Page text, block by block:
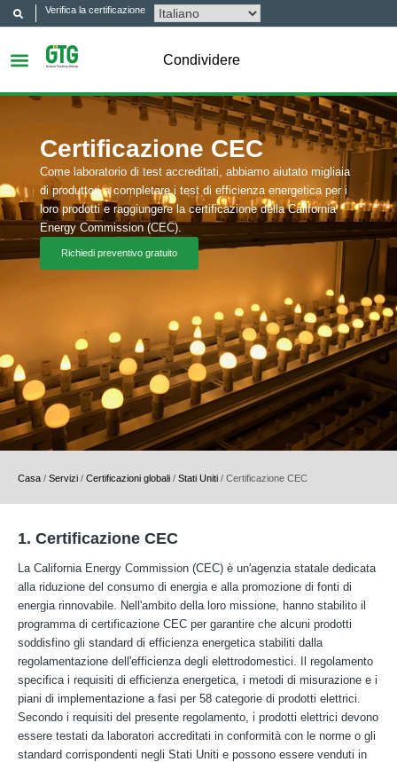
Verifica la certificazione
Condividere
Certificazione CEC
Come laboratorio di test accreditati, abbiamo aiutato migliaia
di produttori a completare i test di efficienza energetica per i
loro prodotti e raggiungere la certificazione della California
Energy Commission (CEC).
Richiedi preventivo gratuito
Casa / Servizi / Certificazioni globali / Stati Uniti / Certificazione CEC
1. Certificazione CEC
La California Energy Commission (CEC) è un'agenzia statale dedicata
alla riduzione del consumo di energia e alla promozione di fonti di
energia rinnovabile. Nell'ambito della loro missione, hanno stabilito il
programma di certificazione CEC per garantire che alcuni prodotti
soddisfino gli standard di efficienza energetica stabiliti dalla
regolamentazione dell'efficienza degli elettrodomestici. Il regolamento
specifica i requisiti di efficienza energetica, i metodi di misurazione e i
piani di implementazione a fasi per 58 categorie di prodotti elettrici.
Secondo i requisiti del presente regolamento, i prodotti elettrici devono
essere testati da laboratori accreditati in conformità con le norme o gli
standard corrispondenti negli Stati Uniti e possono essere venduti in